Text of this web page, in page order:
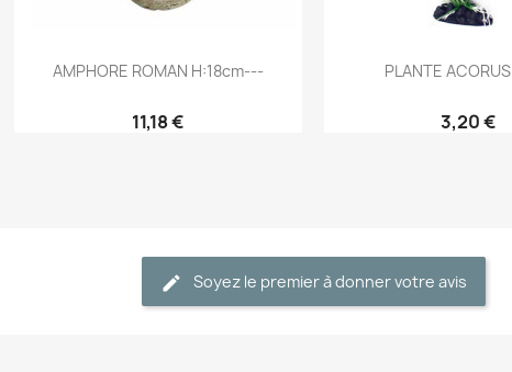
Aperçu rapide
AMPHORE ROMAN H:18cm---
11,18 €
Aperçu
PLANTE
3,20 €
Soyez le premier à donner votre avis